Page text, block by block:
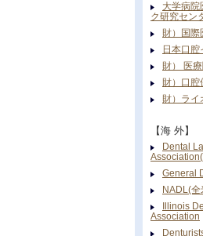
大学病院
ク研究セン
財）国際
日本口
財） 医
財）口腔
財）ライ
【海 外】
Dental
General
NADL(
Illinois
Association